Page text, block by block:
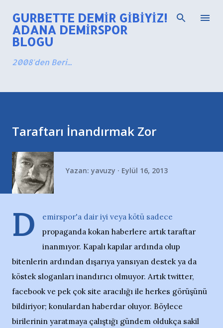
Ana içeriğe atla
GURBETTE DEMIR GIBIYIZ!
ADANA DEMIRSPOR
BLOGU
2008'den Beri...
Taraftarı İnandırmak Zor
Yazan: yavuzy Eylül 16, 2013
D
emirspor'a dair iyi veya kötü sadece
propaganda kokan haberlere artık taraftar
inanmıyor. Kapalı kapılar ardında olup
bitenlerin ardından dışarıya yansıyan destek ya da
köstek sloganları inandırıcı olmuyor. Artık twitter,
facebook ve pek çok site aracılığı ile herkes görüşünü
bildiriyor; konulardan haberdar oluyor. Böylece
birilerinin yaratmaya çalıştığı gündem oldukça sakil